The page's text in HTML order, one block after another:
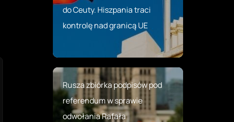
do Ceuty. Hiszpania traci
kontrolę nad granicą UE
Rusza zbiórka podpisów pod
referendum w sprawie
odwołania Rafała